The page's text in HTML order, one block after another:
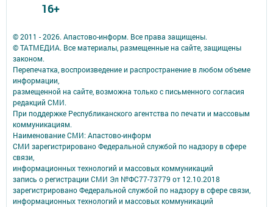
© 2011 - 2026. Апастово-информ. Все права защищены.
© ТАТМЕДИА. Все материалы, размещенные на сайте, защищены
законом.
Перепечатка, воспроизведение и распространение в любом объеме
информации,
размещенной на сайте, возможна только с письменного согласия
редакций СМИ.
При поддержке Республиканского агентства по печати и массовым
коммуникациям.
Наименование СМИ: Апастово-информ
СМИ зарегистрировано Федеральной службой по надзору в сфере
связи,
информационных технологий и массовых коммуникаций
запись о регистрации СМИ Эл №ФС77-73779 от 12.10.2018
зарегистрировано Федеральной службой по надзору в сфере связи,
информационных технологий и массовых коммуникаций
16+